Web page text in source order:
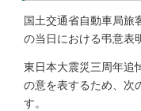
国土交通省自動車局旅
の当日における弔意表
東日本大震災三周年追
の意を表するため、次
す。